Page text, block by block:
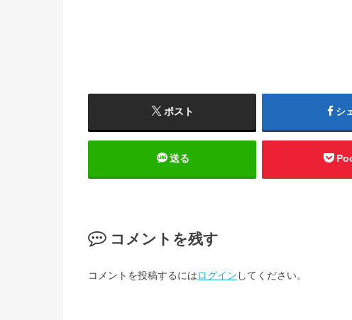
ポスト シ
送る
コメントを残す
コメントを投稿するにはログイン してください。